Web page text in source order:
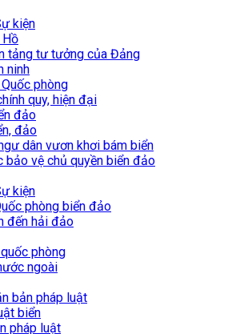
kiện
Hồ
tảng tư tưởng của Đảng
ninh
phòng
quy, hiện đại
đảo
đảo
dân vươn khơi bám biển
bảo vệ chủ quyền biển đảo
kiện
phòng biển đảo
đến hải đảo
phòng
ngoài
bản pháp luật
biển
pháp luật